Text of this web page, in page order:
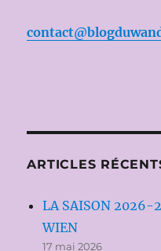
ARTICLES
LA SAISON 2026-
WIEN
17 mai 2026